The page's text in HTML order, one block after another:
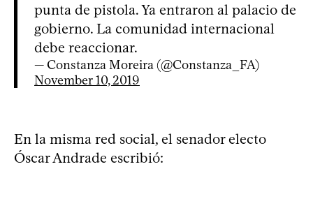
punta de pistola. Ya entraron al palacio de
gobierno. La comunidad internacional
debe reaccionar.
— Constanza Moreira (@Constanza_FA)
November 10, 2019
En la misma red social, el senador electo
Óscar Andrade escribió: